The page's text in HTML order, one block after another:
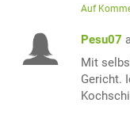
Auf
Pesu07
Mit
Gericht.